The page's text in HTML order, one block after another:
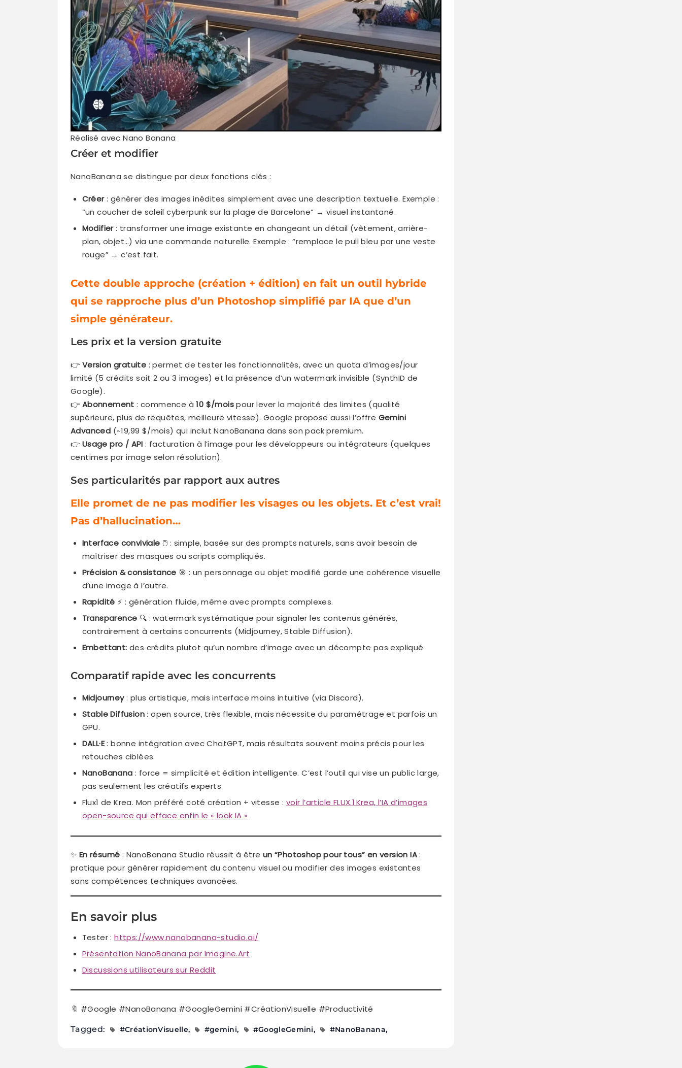
Réalisé avec Nano Banana
Créer et modifier
NanoBanana se distingue par deux fonctions clés :
Créer: générer des images inédites simplement avec une description textuelle. Exemple :
“un coucher de soleil cyberpunk sur la plage de Barcelone” → visuel instantané.
Modifier: transformer une image existante en changeant un détail (vêtement, arrière-
plan, objet…) via une commande naturelle. Exemple : “remplace le pull bleu par une veste
rouge” → c’est fait.
Cette double approche (création + édition) en fait un outil hybride
qui se rapproche plus d’un Photoshop simplifié par IA que d’un
simple générateur.
Les prix et la version gratuite
👉 Version gratuite : permet de tester les fonctionnalités, avec un quota d’images/jour
limité (5 crédits soit 2 ou 3 images) et la présence d’un watermark invisible (SynthID de
Google).
👉 Abonnement : commence à10 $/moispour lever la majorité des limites (qualité
supérieure, plus de requêtes, meilleure vitesse). Google propose aussi l’offre Gemini
Advanced (~19,99 $/mois) qui inclut NanoBanana dans son pack premium.
👉 Usage pro / API : facturation à l’image pour les développeurs ou intégrateurs (quelques
centimes par image selon résolution).
Ses particularités par rapport aux autres
Elle promet de ne pas modifier les visages ou les objets. Et c’est vrai!
Pas d’hallucination…
Interface conviviale 🖱️ : simple, basée sur des prompts naturels, sans avoir besoin de
maîtriser des masques ou scripts compliqués.
Précision & consistance 🎯 : un personnage ou objet modifié garde une cohérence visuelle
d’une image à l’autre.
Rapidité ⚡ : génération fluide, même avec prompts complexes.
Transparence 🔍 : watermark systématique pour signaler les contenus générés,
contrairement à certains concurrents (Midjourney, Stable Diffusion).
Embettant: des crédits plutot qu’un nombre d’image avec un décompte pas expliqué
Comparatif rapide avec les concurrents
Midjourney: plus artistique, mais interface moins intuitive (via Discord).
Stable Diffusion: open source, très flexible, mais nécessite du paramétrage et parfois un
GPU.
DALL·E: bonne intégration avec ChatGPT, mais résultats souvent moins précis pour les
retouches ciblées.
NanoBanana : force = simplicité et édition intelligente. C’est l’outil qui vise un public large,
pas seulement les créatifs experts.
Flux1 de Krea. Mon préféré coté création + vitesse : voir l’article FLUX.1 Krea, l’IA d’images
open-source qui efface enfin le « look IA »
✨ En résumé : NanoBanana Studio réussit à être un “Photoshop pour tous” en version IA:
pratique pour générer rapidement du contenu visuel ou modifier des images existantes
sans compétences techniques avancées.
En savoir plus
Tester :https://www.nanobanana-studio.ai/
Présentation NanoBanana par Imagine.Art
Discussions utilisateurs sur Reddit
🔖 #Google #NanoBanana #GoogleGemini #CréationVisuelle #Productivité
Tagged: #CréationVisuelle #gemini #GoogleGemini #NanoBanana